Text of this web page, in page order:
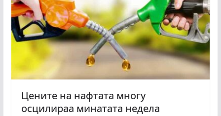
Цените на нафтата многу
осцилираа минатата недела